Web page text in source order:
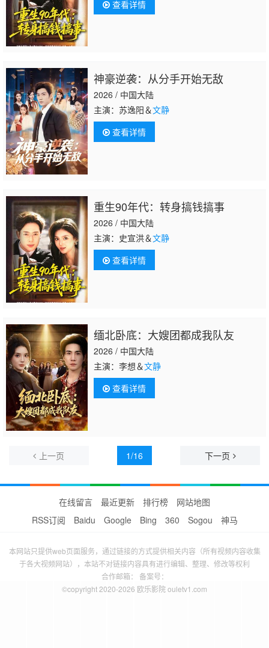
查看详情
神豪逆袭：从分手开始无敌
2026 / 中国大陆
主演：苏逸阳＆文静
查看详情
重生90年代：转身搞钱搞事
2026 / 中国大陆
主演：史宣洪＆文静
查看详情
缅北卧底：大嫂团都成我队友
2026 / 中国大陆
主演：李想＆文静
查看详情
上一页 1/16 下一页
在线留言 最近更新 排行榜
网站地图
RSS订阅
Baidu Google Bing 360 Sogou 神马
本网站只提供web页面服务，通过链接的方式提供相关内容（所有视频内容收集
于各大视频网站），本站不对链接内容具有进行编辑、整理、修改等权利
合作邮箱： 备案号：
©copyright 2020-2026 欧乐影院 ouletv1.com